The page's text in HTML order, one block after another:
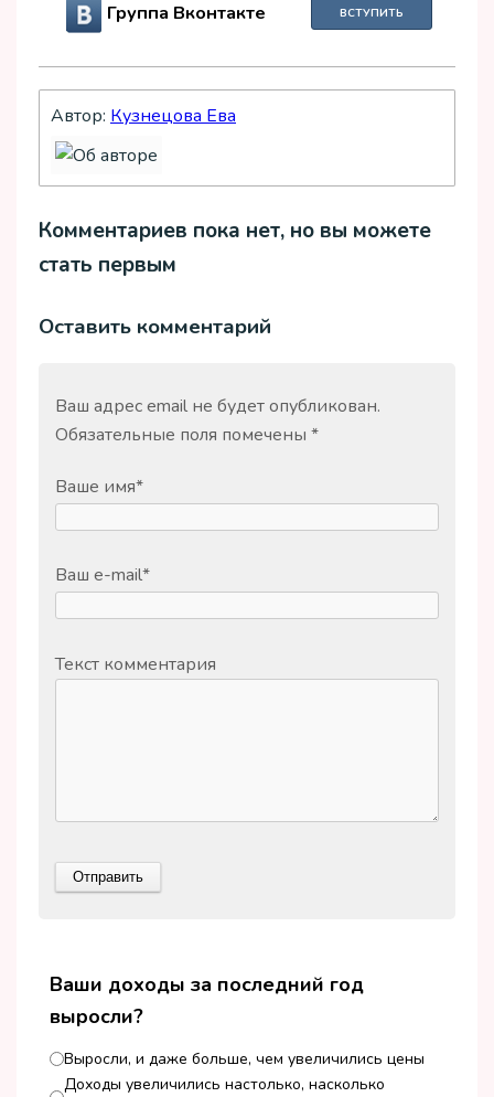
Группа Вконтакте ВСТУПИТЬ
Автор: Кузнецова Ева
Комментариев пока нет, но вы можете
стать первым
Оставить комментарий
Ваш адрес email не будет опубликован.
Обязательные поля помечены *
Ваше имя*
Ваш e-mail*
Текст комментария
Ваши доходы за последний год
выросли?
Выросли, и даже больше, чем увеличились цены
Доходы увеличились настолько, насколько